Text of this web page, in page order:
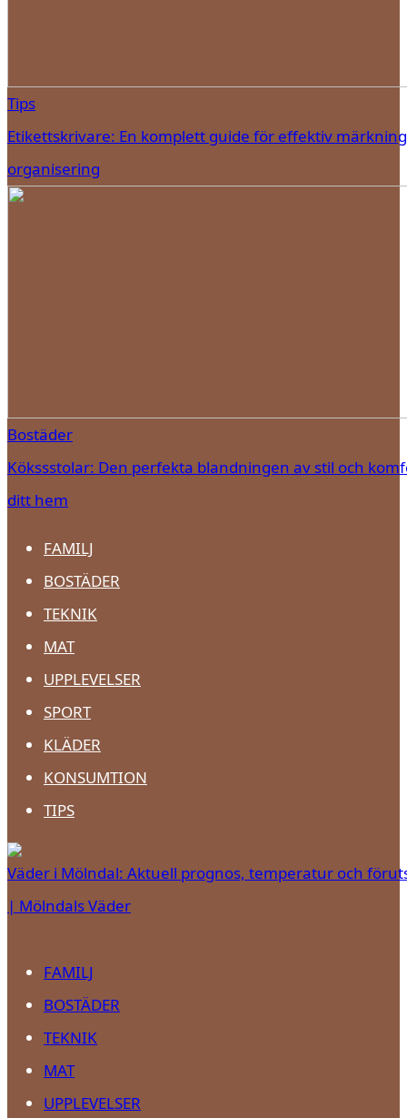
Tips
Etikettskrivare: En komplett guide för effektiv
organisering
Bostäder
Kökssstolar: Den perfekta blandningen av stil och
ditt hem
FAMILJ
BOSTÄDER
TEKNIK
MAT
UPPLEVELSER
SPORT
KLÄDER
KONSUMTION
TIPS
Väder i Mölndal: Aktuell prognos, temperatur och
| Mölndals Väder
FAMILJ
BOSTÄDER
TEKNIK
MAT
UPPLEVELSER